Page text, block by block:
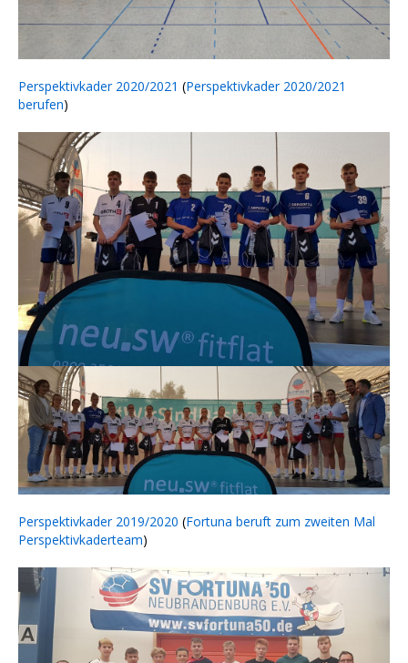
Perspektivkader 2020/2021 (Perspektivkader 2020/2021
berufen)
Perspektivkader 2019/2020 (Fortuna beruft zum zweiten Mal
Perspektivkaderteam)